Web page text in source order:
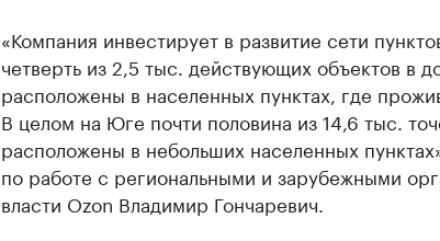
«Компания инвестирует в развитие сети
четверть из 2,5 тыс. действующих объектов в
расположены в населенных пунктах, где
В целом на Юге почти половина из 14,6 тыс.
расположены в небольших населенных
по работе с региональными и зарубежными
власти Ozon Владимир Гончаревич.